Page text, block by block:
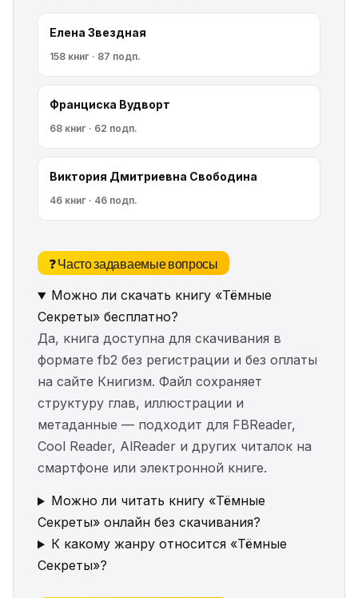
Елена Звездная
158 книг · 87 подп.
Франциска Вудворт
68 книг · 62 подп.
Виктория Дмитриевна Свободина
46 книг · 46 подп.
❓ Часто задаваемые вопросы
Можно ли скачать книгу «Тёмные
Секреты» бесплатно?
Да, книга доступна для скачивания в
формате fb2 без регистрации и без оплаты
на сайте Книгизм. Файл сохраняет
структуру глав, иллюстрации и
метаданные — подходит для FBReader,
Cool Reader, AlReader и других читалок на
смартфоне или электронной книге.
Можно ли читать книгу «Тёмные
Секреты» онлайн без скачивания?
К какому жанру относится «Тёмные
Секреты»?